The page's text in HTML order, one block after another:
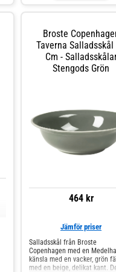
Broste
Taverna Salladsskål
Cm -
Stengods Grön
464 kr
Jämför priser
Salladsskål från Broste
Copenhagen med en
känsla med en vacker, grön
med en beige, delikat kant.